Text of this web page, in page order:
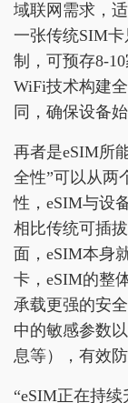
域联网需求，
一张传统SIM
制，可预存8-
WiFi技术构建
同，确保设备
再者是eSIM所
全性”可以从两
性，eSIM与设
相比传统可插
面，eSIM本身
卡，eSIM的整
承载更强的安
中的敏感参数
息等），有效
“eSIM正在持